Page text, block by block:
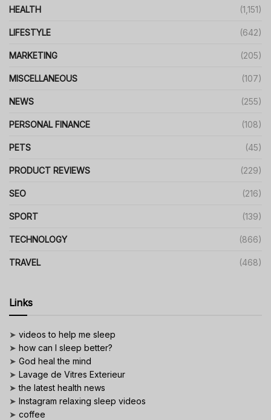
HEALTH (1,151)
LIFESTYLE (642)
MARKETING (205)
MISCELLANEOUS (107)
NEWS (255)
PERSONAL FINANCE (108)
PETS (45)
PRODUCT REVIEWS (229)
SEO (216)
SPORT (139)
TECHNOLOGY (866)
TRAVEL (468)
Links
➤ videos to help me sleep
➤ how can I sleep better?
➤ God heal the mind
➤ Lavage de Vitres Exterieur
➤the latest health news
➤ Instagram relaxing sleep videos
➤ coffee